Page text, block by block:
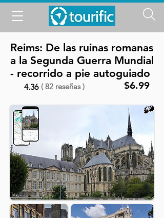
Reims: De las ruinas romanas
a la Segunda Guerra Mundial
- recorrido a pie autoguiado
4.36 ( 82 reseñas ) $6.99